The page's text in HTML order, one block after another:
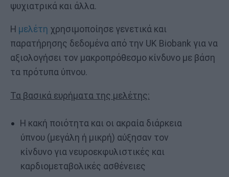
ψυχιατρικά και άλλα.
Η μελέτη χρησιμοποίησε γενετικά και
παρατήρησης δεδομένα από την UK Biobank για να
αξιολογήσει τον μακροπρόθεσμο κίνδυνο με βάση
τα πρότυπα ύπνου.
Τα βασικά ευρήματα της μελέτης:
Η κακή ποιότητα και οι ακραία διάρκεια
ύπνου (μεγάλη ή μικρή) αύξησαν τον
κίνδυνο για νευροεκφυλιστικές και
καρδιομεταβολικές ασθένειες